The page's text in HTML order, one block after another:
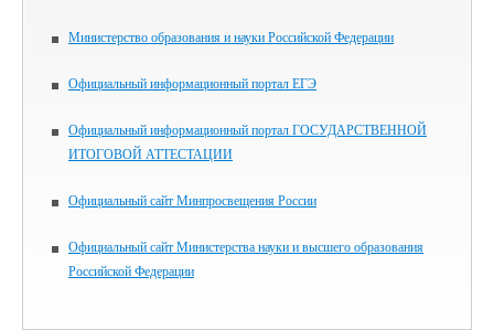
Министерство образования и науки Российской Федерации
Официальный информационный портал ЕГЭ
Официальный информационный портал ГОСУДАРСТВЕННОЙ
ИТОГОВОЙ АТТЕСТАЦИИ
Официальный сайт Минпросвещения России
Официальный сайт Министерства науки и высшего образования
Российской Федерации